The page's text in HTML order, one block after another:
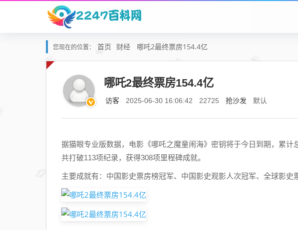
您现在的位置： 首页 财经 哪吒2最终票房154.4亿
哪吒2最终票房154.4亿
访客 2025-06-30 16:06:42 22725 抢沙发 默认
据猫眼专业版数据，电影《哪吒之魔童闹海》密钥将于今日到期，累计
共打破113项纪录，获得308项里程碑成就。
主要成就有：中国影史票房榜冠军、中国影史观影人次冠军、全球影史